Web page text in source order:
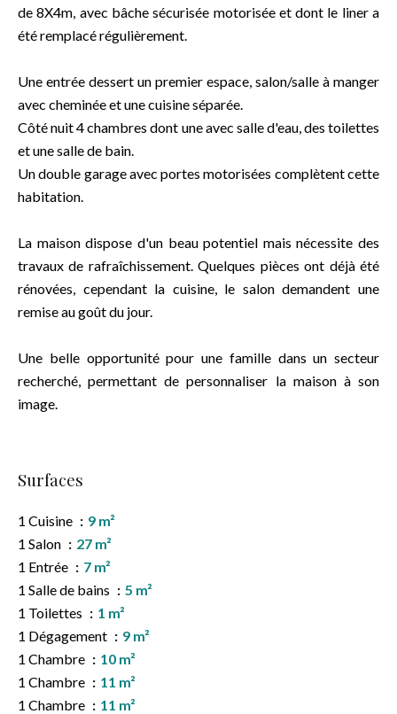
de 8X4m, avec bâche sécurisée motorisée et dont le liner a
été remplacé régulièrement.
Une entrée dessert un premier espace, salon/salle à manger
avec cheminée et une cuisine séparée.
Côté nuit 4 chambres dont une avec salle d'eau, des toilettes
et une salle de bain.
Un double garage avec portes motorisées complètent cette
habitation.
La maison dispose d'un beau potentiel mais nécessite des
travaux de rafraîchissement. Quelques pièces ont déjà été
rénovées, cependant la cuisine, le salon demandent une
remise au goût du jour.
Une belle opportunité pour une famille dans un secteur
recherché, permettant de personnaliser la maison à son
image.
Surfaces
1 Cuisine
9 m²
1 Salon
27 m²
1 Entrée
7 m²
1 Salle de bains
5 m²
1 Toilettes
1 m²
1 Dégagement
9 m²
1 Chambre
10 m²
1 Chambre
11 m²
1 Chambre
11 m²